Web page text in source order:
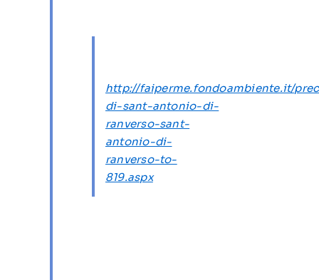
http://faiperme.fondoambiente.it/
di-sant-antonio-di-
ranverso-sant-
antonio-di-
ranverso-to-
819.aspx